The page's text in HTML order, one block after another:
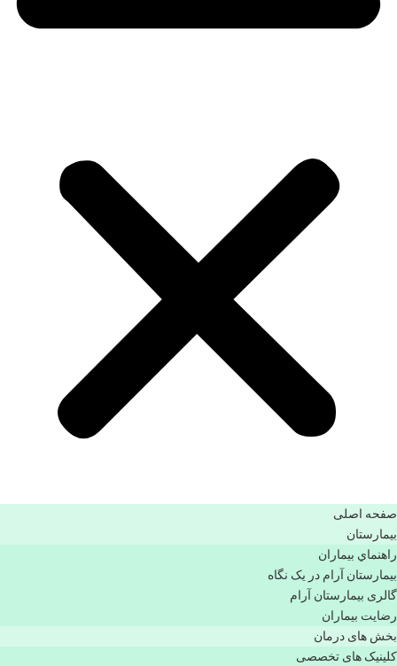
صفحه اصلی
بيمارستان
راهنماي بیماران
بیمارستان آرام در یک نگاه
گالری بیمارستان آرام
رضایت بیماران
بخش های درمان
کلینیک های تخصصی